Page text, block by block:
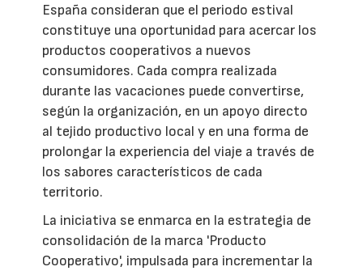
España consideran que el periodo estival
constituye una oportunidad para acercar los
productos cooperativos a nuevos
consumidores. Cada compra realizada
durante las vacaciones puede convertirse,
según la organización, en un apoyo directo
al tejido productivo local y en una forma de
prolongar la experiencia del viaje a través de
los sabores característicos de cada
territorio.
La iniciativa se enmarca en la estrategia de
consolidación de la marca 'Producto
Cooperativo', impulsada para incrementar la